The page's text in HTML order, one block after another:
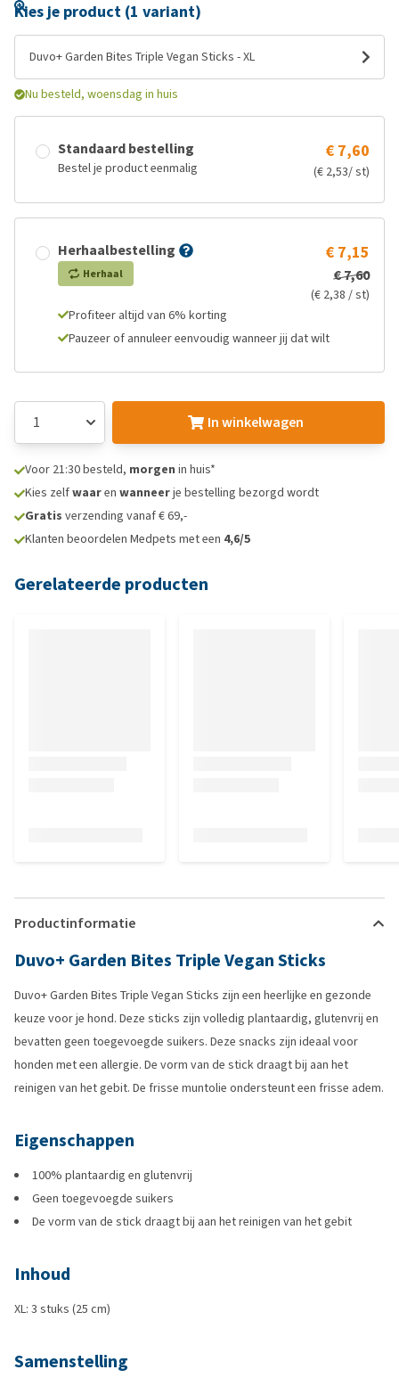
Kies je product (1 variant)
Duvo+ Garden Bites Triple Vegan Sticks - XL
Nu besteld, woensdag in huis
Standaard bestelling
Bestel je product eenmalig
€ 7,60
(€ 2,53/ st)
Herhaalbestelling
Herhaal
€ 7,15
€ 7,60
(€ 2,38 / st)
Profiteer altijd van 6% korting
Pauzeer of annuleer eenvoudig wanneer jij dat wilt
In winkelwagen
Voor 21:30 besteld, morgen in huis*
Kies zelfwaaren wanneerje bestelling bezorgd wordt
Gratis verzending vanaf € 69,-
Klanten beoordelen Medpets met een 4,6/5
Gerelateerde producten
Productinformatie
Duvo+ Garden Bites Triple Vegan Sticks
Duvo+ Garden Bites Triple Vegan Sticks zijn een heerlijke en gezonde
keuze voor je hond. Deze sticks zijn volledig plantaardig, glutenvrij en
bevatten geen toegevoegde suikers. Deze snacks zijn ideaal voor
honden met een allergie. De vorm van de stick draagt bij aan het
reinigen van het gebit. De frisse muntolie ondersteunt een frisse adem.
Eigenschappen
100% plantaardig en glutenvrij
Geen toegevoegde suikers
De vorm van de stick draagt bij aan het reinigen van het gebit
Inhoud
XL: 3 stuks (25 cm)
Samenstelling